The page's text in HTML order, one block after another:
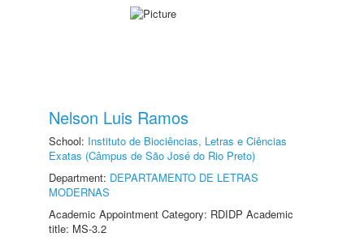
Nelson Luis Ramos
School: Instituto de Biociências, Letras e Ciências
Exatas (Câmpus de São José do Rio Preto)
Department: DEPARTAMENTO DE LETRAS
MODERNAS
Academic Appointment Category: RDIDP Academic
title: MS-3.2